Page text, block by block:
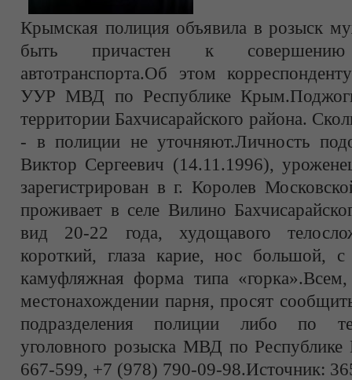
Крымская полиция объявила в розыск
быть причастен к
автотранспорта.Об этом
УУР МВД по Республике
территории Бахчисарайского района.
- в полиции не уточняют.Личность
Виктор Сергеевич (14.11.1996),
зарегистрирован в г. Королев
проживает в селе Вилино
вид 20-22 года, худощавого
короткий, глаза карие, нос большой,
камуфляжная форма типа
местонахождении парня, просят
подразделения полиции либо по
уголовного розыска МВД по
667-599, +7 (978) 790-09-98.Источник: